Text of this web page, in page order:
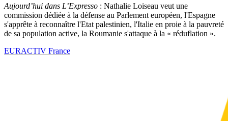
Aujourd’hui dans L’Expresso : Nathalie Loiseau veut une
commission dédiée à la défense au Parlement européen, l'Espagne
s'apprête à reconnaître l'Etat palestinien, l'Italie en proie à la pauvreté
de sa population active, la Roumanie s'attaque à la « réduflation ».
EURACTIV France